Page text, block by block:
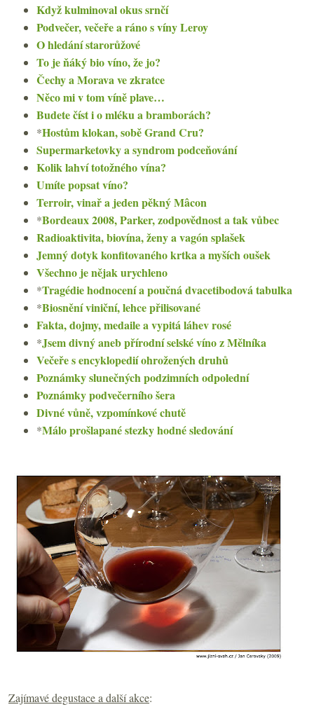
Když kulminoval okus srnčí
Podvečer, večeře a ráno s víny Leroy
O hledání starorůžové
To je ňáký bio víno, že jo?
Čechy a Morava ve zkratce
Něco mi v tom víně plave…
Budete číst i o mléku a bramborách?
*Hostům klokan, sobě Grand Cru?
Supermarketovky a syndrom podceňování
Kolik lahví totožného vína?
Umíte popsat víno?
Terroir, vinař a jeden pěkný Mâcon
*Bordeaux 2008, Parker, zodpovědnost a tak vůbec
Radioaktivita, biovína, ženy a vagón splašek
Jemný dotyk konfitovaného krtka a myších oušek
Všechno je nějak urychleno
*Tragédie hodnocení a poučná dvacetibodová tabulka
*Biosnění viniční, lehce přilisované
Fakta, dojmy, medaile a vypitá láhev rosé
*Jsem divný aneb přírodní selské víno z Mělníka
Večeře s encyklopedií ohrožených druhů
Poznámky slunečných podzimních odpolední
Poznámky podvečerního šera
Divné vůně, vzpomínkové chutě
*Málo prošlapané stezky hodné sledování
Zajímavé degustace a další akce: